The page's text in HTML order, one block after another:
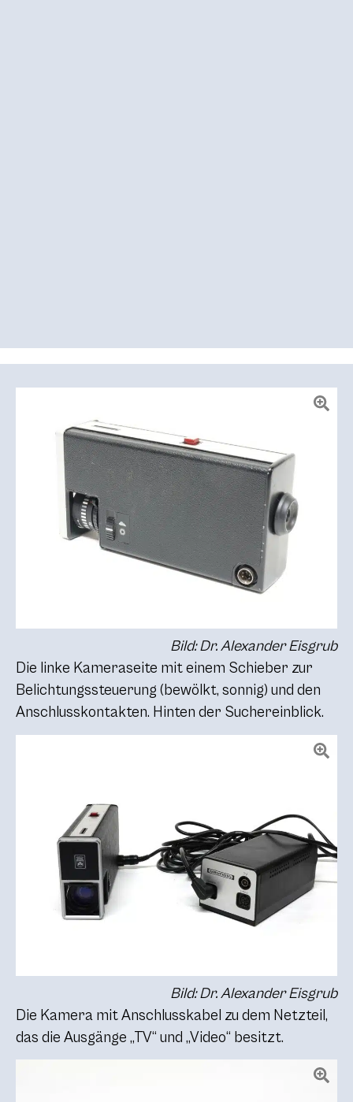
Bild: Dr. Alexander Eisgrub
Die linke Kameraseite mit einem Schieber zur
Belichtungssteuerung (bewölkt, sonnig) und den
Anschlusskontakten. Hinten der Suchereinblick.
Bild: Dr. Alexander Eisgrub
Die Kamera mit Anschlusskabel zu dem Netzteil,
das die Ausgänge „TV“ und „Video“ besitzt.